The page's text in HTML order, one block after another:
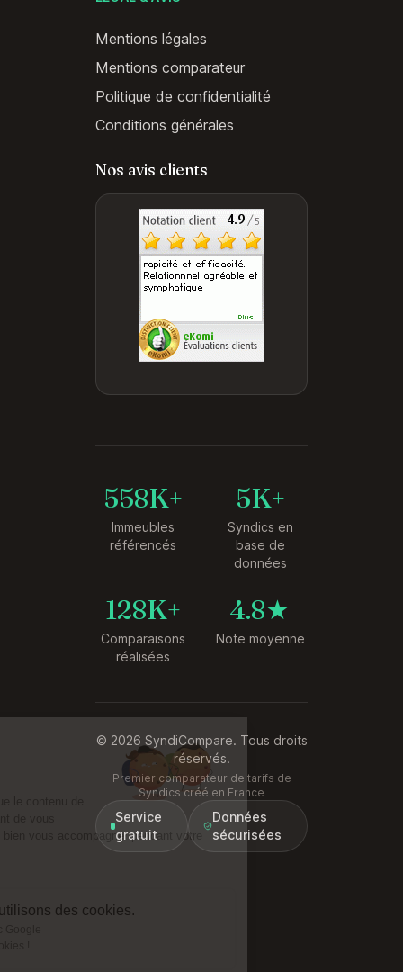
Salut c'est nous...
les Cookies !
On a attendu d'être sûrs que le contenu de
ce site vous intéresse avant de vous
déranger, mais on aimerait bien vous accompagner pendant votre
Voici pourquoi nous utilisons des cookies.
Mentions légales
Mentions comparateur
Politique de confidentialité
Conditions générales
Nos avis clients
558K+
Immeubles
référencés
5K+
Syndics en
base de
données
128K+
Comparaisons
réalisées
4.8★
Note moyenne
© 2026 SyndiCompare. Tous droits
réservés.
Premier comparateur de tarifs de
Syndics créé en France
Service
gratuit
Données
sécurisées